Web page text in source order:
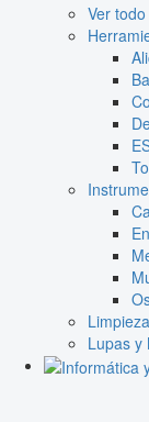
Ver
Lupas y